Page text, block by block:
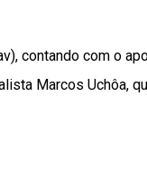
contando com o
Marcos Uchôa,